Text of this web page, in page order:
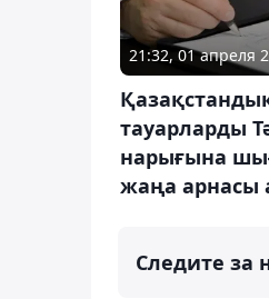
21:32, 01 апреля
тауарларды
нарығына
жаңа
Следите за